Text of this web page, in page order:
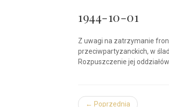
1944-10-01
Z uwagi na zatrzymanie
przeciwpartyzanckich, w
Rozpuszczenie jej
← Poprzednia